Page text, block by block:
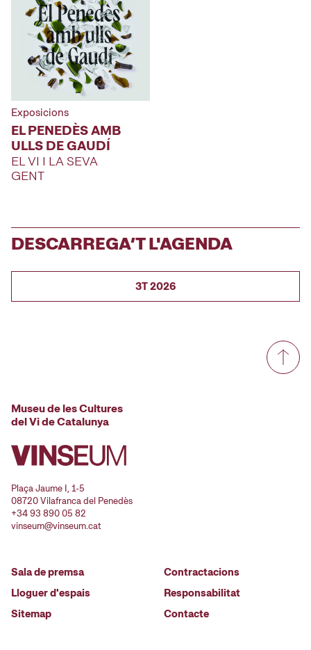
Exposicions
EL PENEDÈS AMB
ULLS DE GAUDÍ
EL VI I LA SEVA
GENT
DESCARREGA’T L'AGENDA
3T 2026
Museu de les Cultures
del Vi de Catalunya
Plaça Jaume I, 1-5
08720 Vilafranca del Penedès
+34 93 890 05 82
vinseum@vinseum.cat
Sala de premsa
Lloguer d'espais
Sitemap
Contractacions
Responsabilitat
Contacte